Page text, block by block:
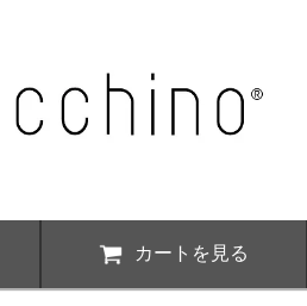
カートを見る